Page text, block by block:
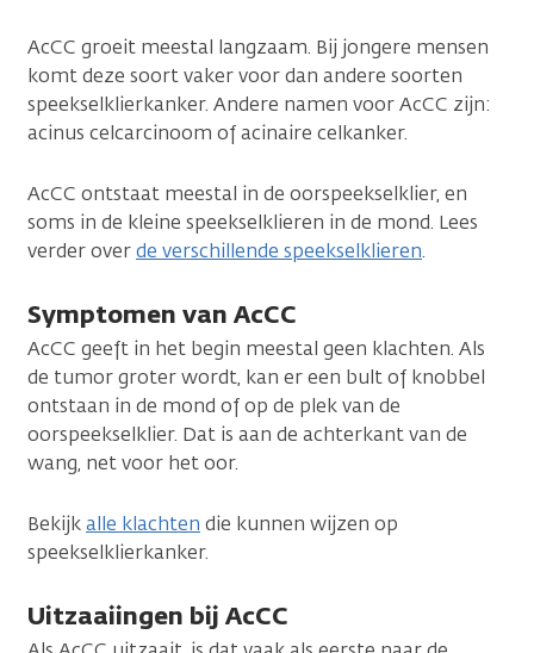
AcCC groeit meestal langzaam. Bij jongere mensen
komt deze soort vaker voor dan andere soorten
speekselklierkanker. Andere namen voor AcCC zijn:
acinus celcarcinoom of acinaire celkanker.
AcCC ontstaat meestal in de oorspeekselklier, en
soms in de kleine speekselklieren in de mond. Lees
verder overde verschillende speekselklieren.
Symptomen van AcCC
AcCC geeft in het begin meestal geen klachten. Als
de tumor groter wordt, kan er een bult of knobbel
ontstaan in de mond of op de plek van de
oorspeekselklier. Dat is aan de achterkant van de
wang, net voor het oor.
Bekijkalle klachten die kunnen wijzen op
speekselklierkanker.
Uitzaaiingen bij AcCC